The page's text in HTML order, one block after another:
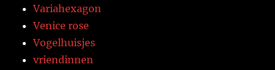
Variahexagon
Venice rose
Vogelhuisjes
vriendinnen